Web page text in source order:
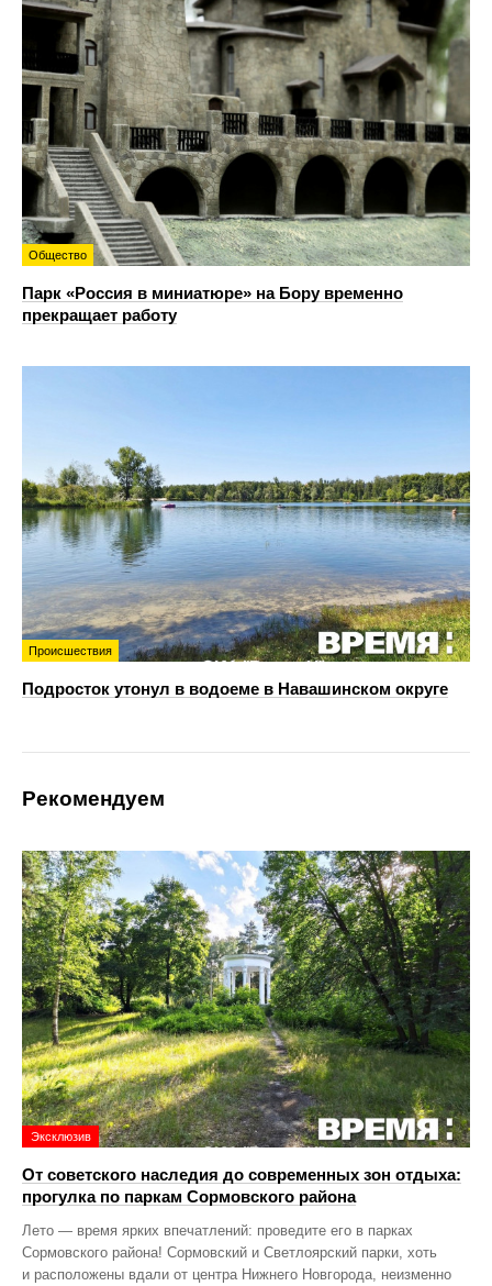
Общество
Парк «Россия в миниатюре» на Бору временно
прекращает работу
Происшествия
Подросток утонул в водоеме в Навашинском округе
Рекомендуем
Эксклюзив
От советского наследия до современных зон отдыха:
прогулка по паркам Сормовского района
Лето — время ярких впечатлений: проведите его в парках
Сормовского района! Сормовский и Светлоярский парки, хоть
и расположены вдали от центра Нижнего Новгорода, неизменно